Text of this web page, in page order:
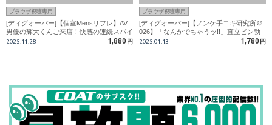
ブラウザ視聴専用
[ディグオーバー]【個室Mensリフレ】AV
男優の輝大くんご来店！快感の連続スパイ
ラルでビンビン大勃起！
2025.11.28 1,880 円
ブラウザ視聴専用
[ディグオーバー]【ノンケ手コキ研究所＠
026】「なんかでちゃうッ!!」直立ビン勃
ち巨根から大量潮吹き!!
2025.01.13 1,780 円